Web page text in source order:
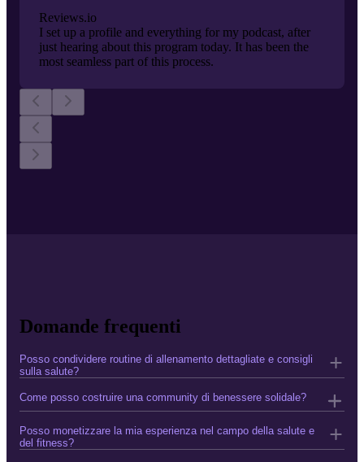
Reviews.io
I set up a profile and everything for my podcast, after
just hearing about this program today. It has been the
most seamless part of this process.
Domande frequenti
Posso condividere routine di allenamento dettagliate e consigli
sulla salute?
Come posso costruire una community di benessere solidale?
Posso monetizzare la mia esperienza nel campo della salute e
del fitness?